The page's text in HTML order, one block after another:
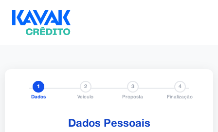
1
Dados
2
Veículo
3
Proposta
4
Finalização
Dados Pessoais